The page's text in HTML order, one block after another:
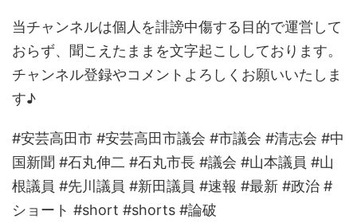
当チャンネルは個人を誹謗中傷する目的で運営して
おらず、聞こえたままを文字起こししております。
チャンネル登録やコメントよろしくお願いいたしま
す♪
#安芸高田市 #安芸高田市議会 #市議会 #清志会 #中
国新聞 #石丸伸二 #石丸市長 #議会 #山本議員 #山
根議員 #先川議員 #新田議員 #速報 #最新 #政治 #
ショート #short #shorts #論破